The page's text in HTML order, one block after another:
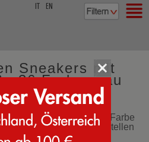
EN
Sneakers mit
36 Farbe grau
Leder und
Schnürung Größe 36 Farbe
und Wildleder online bestellen